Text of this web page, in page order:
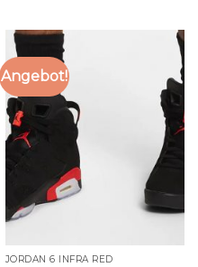
Angebot!
JORDAN 6 INFRA RED